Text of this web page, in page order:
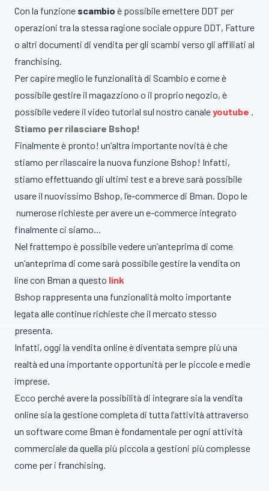
Con la funzione scambio è possibile emettere DDT per
operazioni tra la stessa ragione sociale oppure DDT, Fatture
o altri documenti di vendita per gli scambi verso gli affiliati al
franchising.
Per capire meglio le funzionalità di Scambio e come è
possibile gestire il magazziono o il proprio negozio, è
possibile vedere il video tutorial sul nostro canaleyoutube
Stiamo per rilasciare Bshop!
Finalmente è pronto! un’altra importante novità è che
stiamo per rilascaire la nuova funzione Bshop! Infatti,
stiamo effettuando gli ultimi test e a breve sarà possibile
usare il nuovissimo Bshop, l’e-commerce di Bman. Dopo le
numerose richieste per avere un e-commerce integrato
finalmente ci siamo…
Nel frattempo è possibile vedere un’anteprima di come
un’anteprima di come sarà possibile gestire la vendita on
line con Bman a questo link
Bshop rappresenta una funzionalità molto importante
legata alle continue richieste che il mercato stesso
presenta.
Infatti, oggi la vendita online è diventata sempre più una
realtà ed una importante opportunità per le piccole e medie
imprese.
Ecco perché avere la possibilità di integrare sia la vendita
online sia la gestione completa di tutta l’attività attraverso
un software come Bman è fondamentale per ogni attività
commerciale da quella più piccola a gestioni più complesse
come per i franchising.